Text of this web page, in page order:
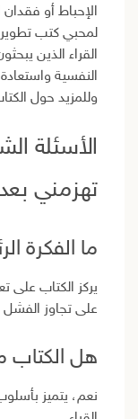
الإحباط أو فقدان
لمحبي كتب
القراء الذين
النفسية
وللمزيد حول
الأسئلة
تهزمني
ما الفكرة
يركز الكتاب على
على تجاوز
هل الكتاب
نعم، يتميز